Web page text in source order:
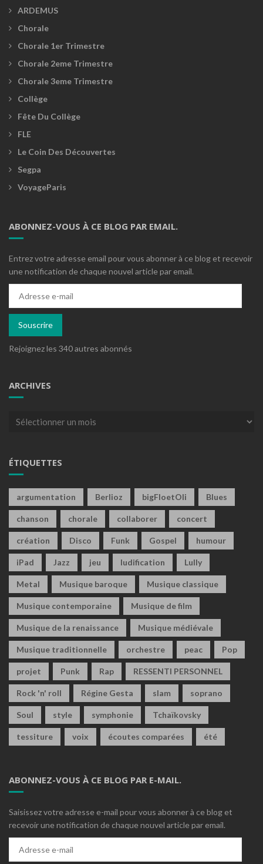
ARDEMUS
Chorale
Chorale 1er Trimestre
Chorale 2eme Trimestre
Chorale 3eme Trimestre
Collège
Fête Du Collège
FLE
Le Coin Des Découvertes
Segpa
VoyageParis
ABONNEZ-VOUS À CE BLOG PAR EMAIL.
Entrez votre adresse email pour vous abonner à ce blog et recevoir
une notification de chaque nouvel article par email.
mail
Souscrire
Rejoignez les 340 autres abonnés
ARCHIVES
Archives
ÉTIQUETTES
argumentation Berlioz bigFloetOli Blues
chanson chorale collaborer concert
création Disco Funk Gospel humour
iPad Jazz jeu ludification Lully
Metal Musique baroque Musique classique
Musique contemporaine Musique de film
Musique de la renaissance Musique médiévale
Musique traditionnelle orchestre peac Pop
projet Punk Rap RESSENTI PERSONNEL
Rock 'n' roll Régine Gesta slam soprano
Soul style symphonie Tchaïkovsky
tessiture voix écoutes comparées été
ABONNEZ-VOUS À CE BLOG PAR E-MAIL.
Saisissez votre adresse e-mail pour vous abonner à ce blog et
recevoir une notification de chaque nouvel article par email.